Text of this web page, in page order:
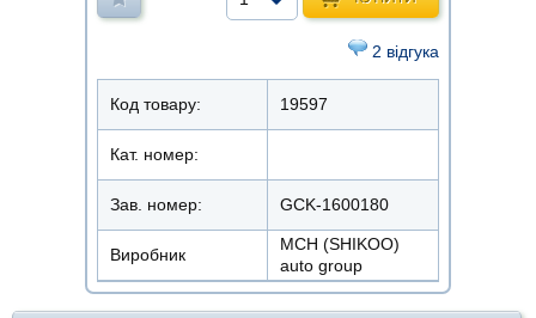
2 відгука
Код товару: 19597
Кат. номер:
Зав. номер: GCK-1600180
Виробник
MCH (SHIKOO)
auto group